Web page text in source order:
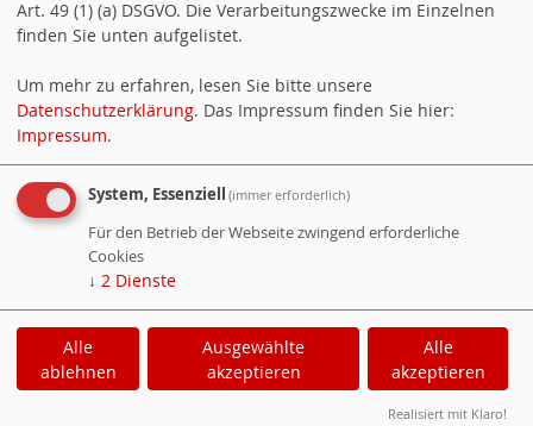
WebsoziCMS
Cookie-Manager
Impressum
Art. 49 (1) (a) DSGVO. Die Verarbeitungszwecke im Einzelnen
finden Sie unten aufgelistet.
Um mehr zu erfahren, lesen Sie bitte unsere
Datenschutzerklärung. Das Impressum finden Sie hier:
Impressum.
System, Essenziell (immer erforderlich)
Für den Betrieb der Webseite zwingend erforderliche
Cookies
↓ 2 Dienste
Alle
ablehnen
Ausgewählte
akzeptieren
Alle
akzeptieren
Realisiert mit Klaro!